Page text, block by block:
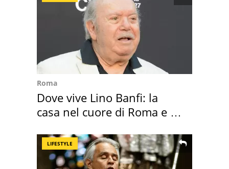
Roma
Dove vive Lino Banfi: la
casa nel cuore di Roma e i
LIFESTYLE